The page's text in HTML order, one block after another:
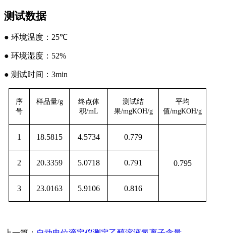
测试数据
● 环境温度 ： 25℃
● 环境湿度 ： 52%
● 测试时间 ： 3min
序
号
样品量/g
终点体
积/mL
测试结
果/mgKOH/g
平均
值/mgKOH/g
1 18.5815 4.5734 0.779
0.795
2 20.3359 5.0718 0.791
3 23.0163 5.9106 0.816